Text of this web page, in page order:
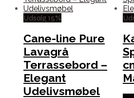
Udsalg 15%
Cane-line Pure
Lavagrå
Terrassebord –
Elegant
Udelivsmøbel